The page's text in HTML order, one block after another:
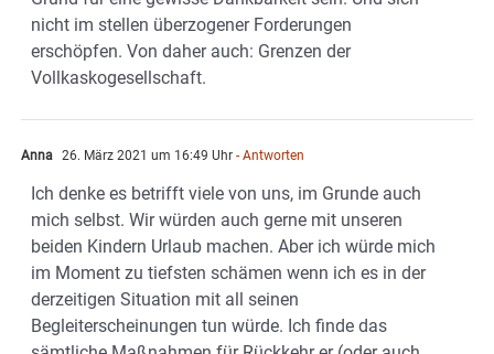
nicht im stellen überzogener Forderungen
erschöpfen. Von daher auch: Grenzen der
Vollkaskogesellschaft.
Anna 26. März 2021 um 16:49 Uhr - Antworten
Ich denke es betrifft viele von uns, im Grunde auch
mich selbst. Wir würden auch gerne mit unseren
beiden Kindern Urlaub machen. Aber ich würde mich
im Moment zu tiefsten schämen wenn ich es in der
derzeitigen Situation mit all seinen
Begleiterscheinungen tun würde. Ich finde das